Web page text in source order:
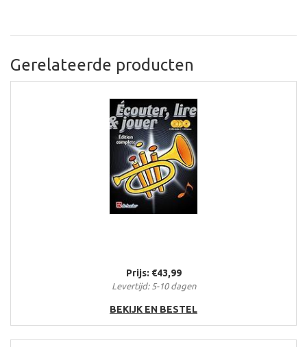
Gerelateerde producten
Prijs: €43,99
Levertijd: 5-10 dagen
BEKIJK EN BESTEL